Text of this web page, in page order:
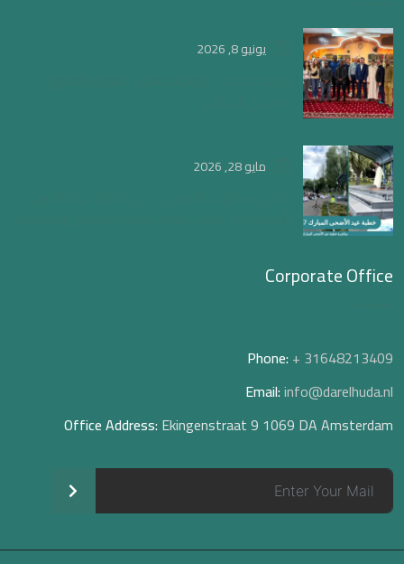
يونيو 8, 2026
مايو 28, 2026
Corporate Office
Phone: + 31648213409
Email:info@darelhuda.nl
Office Address: Ekingenstraat 9 1069 DA Amsterdam
>